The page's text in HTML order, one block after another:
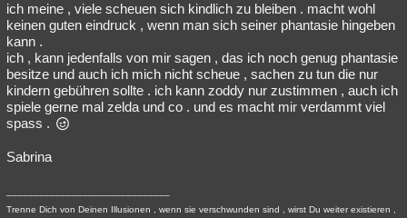
ich meine , viele scheuen sich kindlich zu bleiben . macht wohl
keinen guten eindruck , wenn man sich seiner phantasie hingeben
kann .
ich , kann jedenfalls von mir sagen , das ich noch genug phantasie
besitze und auch ich mich nicht scheue , sachen zu tun die nur
kindern gebühren sollte . ich kann zoddy nur zustimmen , auch ich
spiele gerne mal zelda und co . und es macht mir verdammt viel
spass .
Sabrina
Trenne Dich von Deinen Illusionen , wenn sie verschwunden sind , wirst Du weiter existieren ,